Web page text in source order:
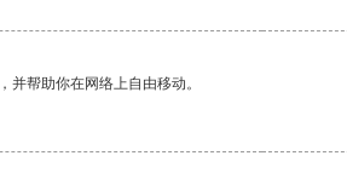
帮助你在网络上自由移动。